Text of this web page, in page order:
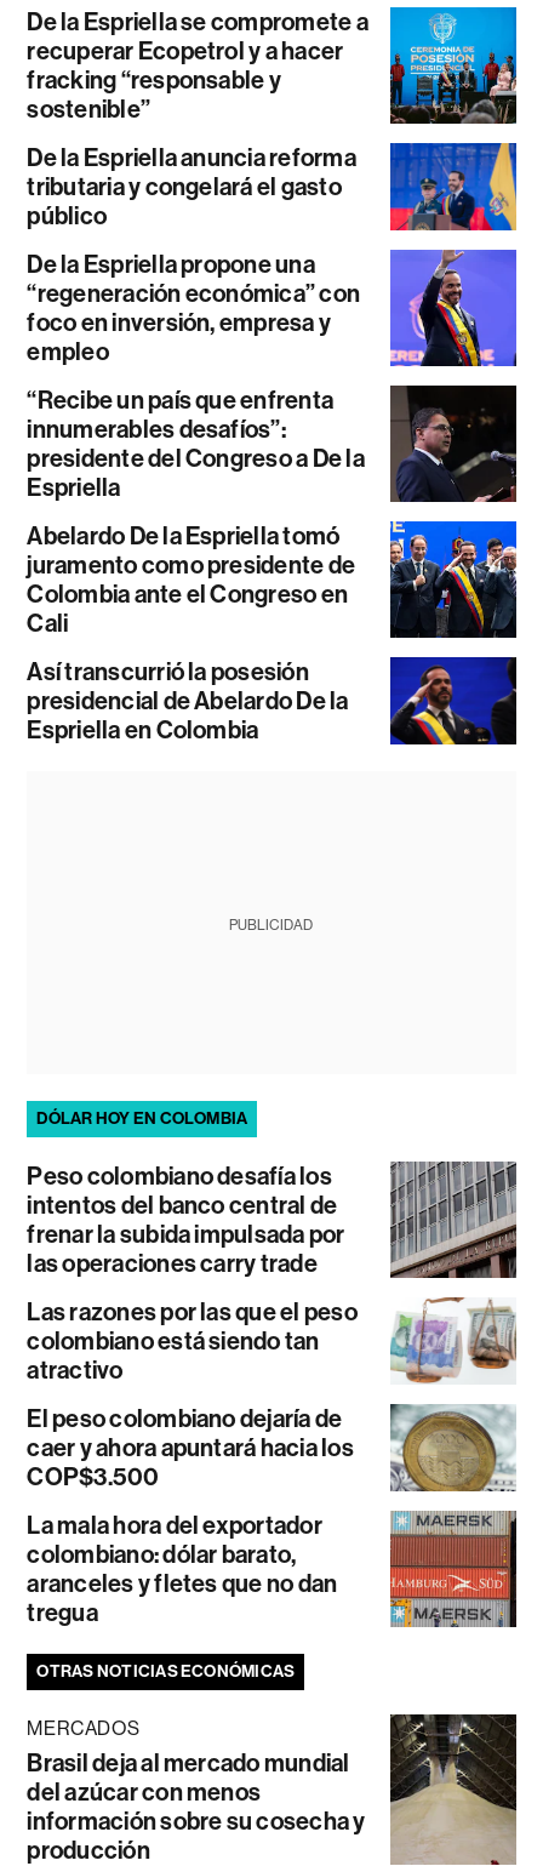
De la Espriella se compromete a
recuperar Ecopetrol y a hacer
fracking “responsable y
sostenible”
De la Espriella anuncia reforma
tributaria y congelará el gasto
público
De la Espriella propone una
“regeneración económica” con
foco en inversión, empresa y
empleo
“Recibe un país que enfrenta
innumerables desafíos”:
presidente del Congreso a De la
Espriella
Abelardo De la Espriella tomó
juramento como presidente de
Colombia ante el Congreso en
Cali
Así transcurrió la posesión
presidencial de Abelardo De la
Espriella en Colombia
PUBLICIDAD
DÓLAR HOY EN COLOMBIA
Peso colombiano desafía los
intentos del banco central de
frenar la subida impulsada por
las operaciones carry trade
Las razones por las que el peso
colombiano está siendo tan
atractivo
El peso colombiano dejaría de
caer y ahora apuntará hacia los
COP$3.500
La mala hora del exportador
colombiano: dólar barato,
aranceles y fletes que no dan
tregua
OTRAS NOTICIAS ECONÓMICAS
MERCADOS
Brasil deja al mercado mundial
del azúcar con menos
información sobre su cosecha y
producción